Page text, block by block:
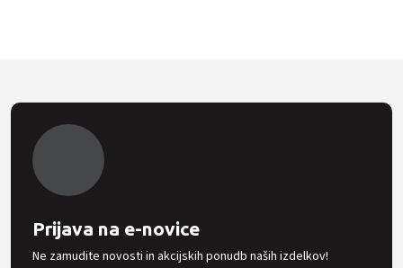
Prijava na e-novice
Ne zamudite novosti in akcijskih ponudb naših izdelkov!